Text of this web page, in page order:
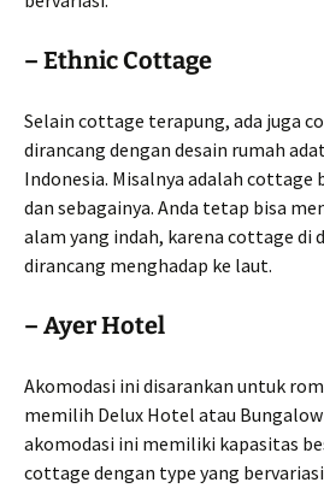
– Ethnic Cottage
Selain cottage terapung, ada juga
dirancang dengan desain rumah
Indonesia. Misalnya adalah cottage
dan sebagainya. Anda tetap bisa
alam yang indah, karena cottage di
dirancang menghadap ke laut.
– Ayer Hotel
Akomodasi ini disarankan untuk
memilih Delux Hotel atau Bungalow
akomodasi ini memiliki kapasitas
cottage dengan type yang